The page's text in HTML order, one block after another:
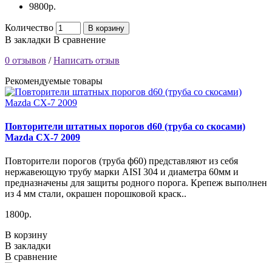
9800р.
Количество В корзину
В закладки В сравнение
0 отзывов /Написать отзыв
Рекомендуемые товары
Повторители штатных порогов d60 (труба со скосами)
Mazda CX-7 2009
Повторители порогов (труба ф60) представляют из себя
нержавеющую трубу марки AISI 304 и диаметра 60мм и
предназначены для защиты родного порога. Крепеж выполнен
из 4 мм стали, окрашен порошковой краск..
1800р.
В корзину
В закладки
В сравнение